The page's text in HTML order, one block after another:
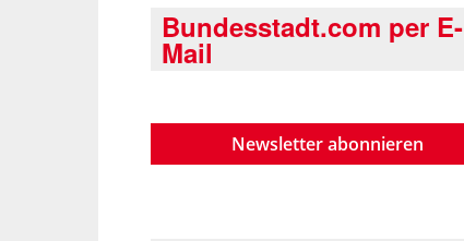
Bundesstadt.com per E-
Mail
Newsletter abonnieren